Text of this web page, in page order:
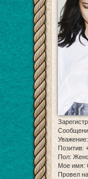
Уважение:
Позитив:
Пол:
Мое имя:
Провел